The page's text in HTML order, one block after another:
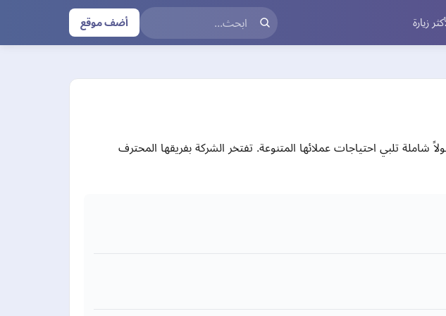
زيارة أضف موقع
حلولاً شاملة تلبي احتياجات عملائها المتنوعة. تفتخر الشركة بفريقها المحترف